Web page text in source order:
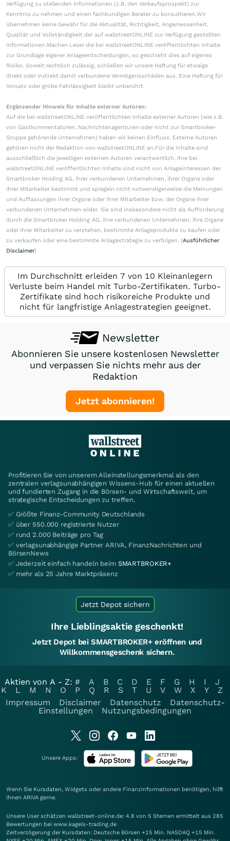
Verfügung zu stellenden Informationen (z.B. den Verkaufsprospekt) zur
Kenntnis zu nehmen und einen fachkundigen Berater zu konsultieren.Wir
übernehmen keine Gewähr für die Aktualität, Richtigkeit, Angemessenheit,
Qualität und Vollständigkeit der auf wallstreetONLINE zur Verfügung gestellten
Informationen.Machen Leser die bei wallstreetONLINE veröffentlichten Inhalte
zur Grundlage eigener Anlageentscheidungen, so geschieht dies auf eigenes
Risiko. Soweit rechtlich zulässig, schließen wir unsere Haftung für etwaige
direkt oder indirekt damit verbundene Vermögensschäden aus. Eine Haftung für
Vorsatz oder grobe Fahrlässigkeit bleibt unberührt.
Ergänzender Hinweis für Inhalte externer Autoren:
Auf die bei wallstreetONLINE veröffentlichten Inhalte externer Autoren (wie z.B.
von Gastkommentatoren, Nachrichtenagenturen oder nicht zur Smartbroker-
Gruppe gehörende Unternehmen) haben wir keinen Einfluss. Externe Autoren
gehören nicht der Redaktion von wallstreetONLINE an.Für die Inhalte sind
ausschließlich die jeweiligen externen Autoren verantwortlich. Ihre bei
wallstreetONLINE veröffentlichten Inhalte sind nicht von Anlageinteressen der
Smartbroker Holding AG, ihrer verbundenen Unternehmen, ihrer Organe oder
ihrer Mitarbeiter bestimmt und spiegeln nicht notwendigerweise die Meinungen
und Auffassungen ihrer Organe oder ihrer Mitarbeiter bzw. der Organe ihrer
verbundenen Unternehmen wider. Sie sind insbesondere nicht als Aufforderung
durch die Smartbroker Holding AG, ihre verbundenen Unternehmen, ihre Organe
oder ihrer Mitarbeiter zu verstehen, bestimmte Anlageprodukte zu kaufen oder
zu verkaufen oder eine bestimmte Anlagestrategie zu verfolgen. (Ausführlicher
Disclaimer)
Im Durchschnitt erleiden 7 von 10 Kleinanlegern
Verluste beim Handel mit Turbo-Zertifikaten. Turbo-
Zertifikate sind hoch risikoreiche Produkte und
nicht für langfristige Anlagestrategien geeignet.
Newsletter
Abonnieren Sie unsere kostenlosen Newsletter
und verpassen Sie nichts mehr aus der
Redaktion
Jetzt abonnieren!
Profitieren Sie von unserem Alleinstellungsmerkmal als den
zentralen verlagsunabhängigen Wissens-Hub für einen aktuellen
und fundierten Zugang in die Börsen- und Wirtschaftswelt, um
strategische Entscheidungen zu treffen.
✅ Größte Finanz-Community Deutschlands
✅ über 550.000 registrierte Nutzer
✅ rund 2.000 Beiträge pro Tag
✅ verlagsunabhängige Partner ARIVA, FinanzNachrichten und
BörsenNews
✅ Jederzeit einfach handeln beim SMARTBROKER+
✅ mehr als 25 Jahre Marktpräsenz
Jetzt Depot sichern
Ihre Lieblingsaktie geschenkt!
Jetzt Depot bei SMARTBROKER+ eröffnen und
Willkommensgeschenk sichern.
Aktien von A - Z: # A B C D E F G H I
J
K
L M N O P Q R S T U V W X Y
Z
Impressum
Disclaimer Datenschutz
Datenschutz-
Einstellungen
Nutzungsbedingungen
Unsere Apps:
Wenn Sie Kursdaten, Widgets oder andere Finanzinformationen benötigen, hilft
Ihnen ARIVA gerne.
Unsere User schätzen wallstreet-online.de: 4.8 von 5 Sternen ermittelt aus 285
Bewertungen bei www.kagels-trading.de
Zeitverzögerung der Kursdaten: Deutsche Börsen +15 Min. NASDAQ +15 Min.